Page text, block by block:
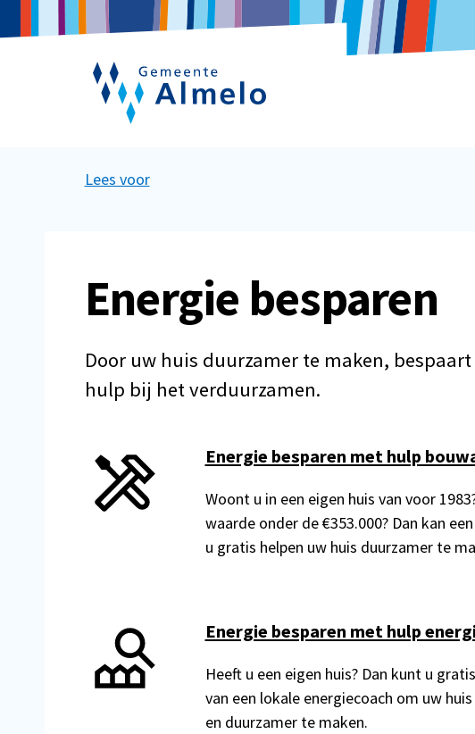
Lees voor
Energie besparen
Door uw huis duurzamer te maken,
hulp bij het verduurzamen.
Energie besparen met hulp
Woont u in een eigen huis van voor
waarde onder de €353.000? Dan kan
u gratis helpen uw huis duurzamer te
Energie besparen met hulp
Heeft u een eigen huis? Dan kunt u
van een lokale energiecoach om uw
en duurzamer te maken.